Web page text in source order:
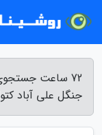
72 ساعت
جنگل علی آباد